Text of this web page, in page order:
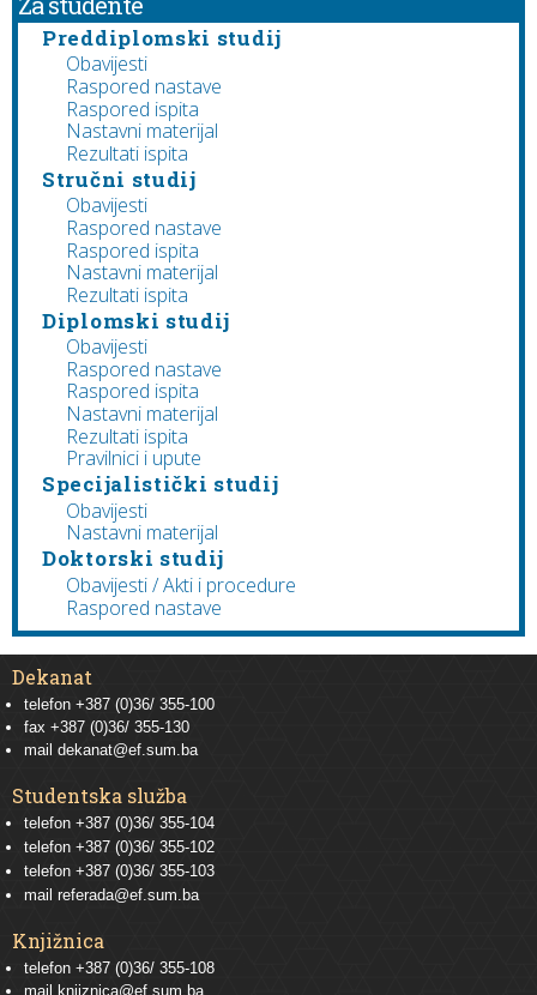
Preddiplomski studij
Obavijesti
Raspored nastave
Raspored ispita
Nastavni materijal
Rezultati ispita
Stručni studij
Obavijesti
Raspored nastave
Raspored ispita
Nastavni materijal
Rezultati ispita
Diplomski studij
Obavijesti
Raspored nastave
Raspored ispita
Nastavni materijal
Rezultati ispita
Pravilnici i upute
Specijalistički studij
Obavijesti
Nastavni materijal
Doktorski studij
Obavijesti / Akti i procedure
Raspored nastave
Dekanat
telefon +387 (0)36/ 355-100
fax +387 (0)36/ 355-130
mail dekanat@ef.sum.ba
Studentska služba
telefon +387 (0)36/ 355-104
telefon +387 (0)36/ 355-102
telefon +387 (0)36/ 355-103
mail referada@ef.sum.ba
Knjižnica
telefon +387 (0)36/ 355-108
mail knjiznica@ef.sum.ba